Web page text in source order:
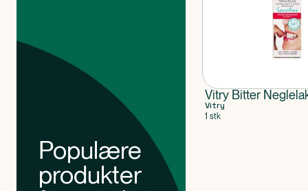
Populære
produkter
Vitry Bitter
Vitry
1 stk